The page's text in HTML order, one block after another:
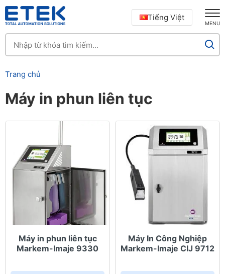
Tiếng Việt
MENU
Trang chủ
Máy in phun liên tục
Máy in phun liên tục
Markem-Imaje 9330
Máy In Công Nghiệp
Markem-Imaje CIJ 9712